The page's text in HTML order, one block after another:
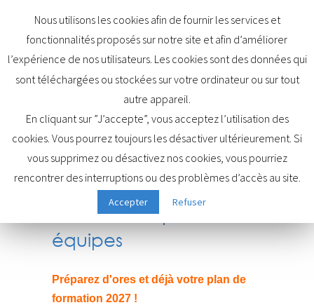
Actualités
Catalogue 2027 en
ligne avec des
nouveautés pour vos
équipes
Préparez d'ores et déjà votre plan de
formation 2027 !
Nous utilisons les cookies afin de fournir les services et
fonctionnalités proposés sur notre site et afin d’améliorer
l’expérience de nos utilisateurs. Les cookies sont des données qui
sont téléchargées ou stockées sur votre ordinateur ou sur tout
autre appareil.
En cliquant sur ”J’accepte”, vous acceptez l’utilisation des
cookies. Vous pourrez toujours les désactiver ultérieurement. Si
vous supprimez ou désactivez nos cookies, vous pourriez
rencontrer des interruptions ou des problèmes d’accès au site.
Accepter Refuser